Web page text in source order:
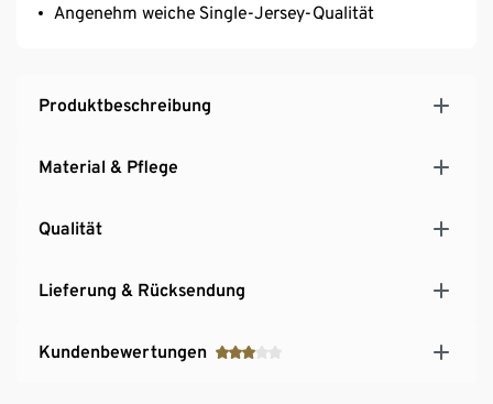
Angenehm weiche Single-Jersey-Qualität
Produktbeschreibung
Material & Pflege
Qualität
Lieferung & Rücksendung
Kundenbewertungen